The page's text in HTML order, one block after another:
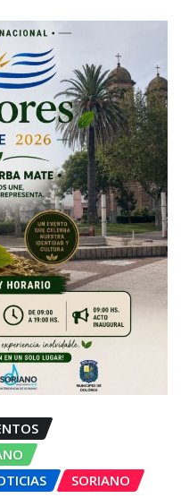
SORIANO